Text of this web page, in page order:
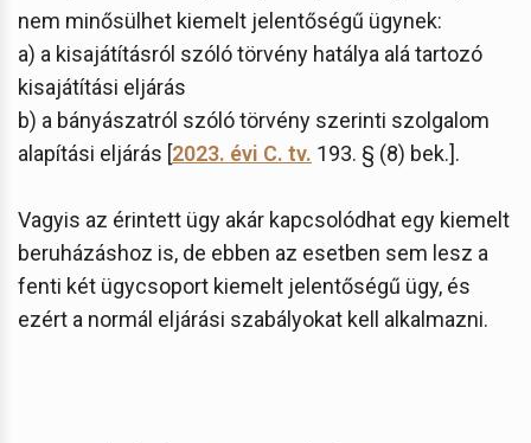
nem minősülhet kiemelt jelentőségű ügynek:
a) a kisajátításról szóló törvény hatálya alá tartozó
kisajátítási eljárás
b) a bányászatról szóló törvény szerinti szolgalom
alapítási eljárás [2023. évi C. tv. 193. § (8) bek.].
Vagyis az érintett ügy akár kapcsolódhat egy kiemelt
beruházáshoz is, de ebben az esetben sem lesz a
fenti két ügycsoport kiemelt jelentőségű ügy, és
ezért a normál eljárási szabályokat kell alkalmazni.